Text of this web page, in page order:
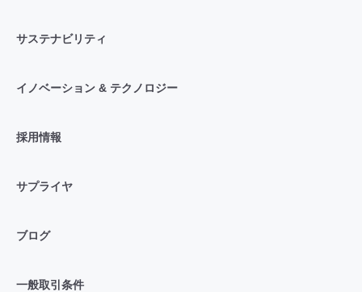
サステナビリティ
イノベーション & テクノロジー
採用情報
サプライヤ
ブログ
一般取引条件